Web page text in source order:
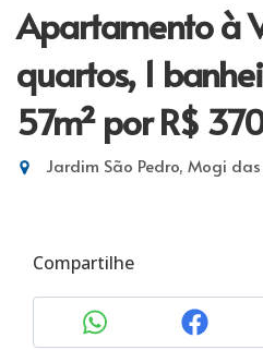
Apartamento à
quartos, 1
57m²por R$
Jardim São Pedro, Mogi das
Compartilhe